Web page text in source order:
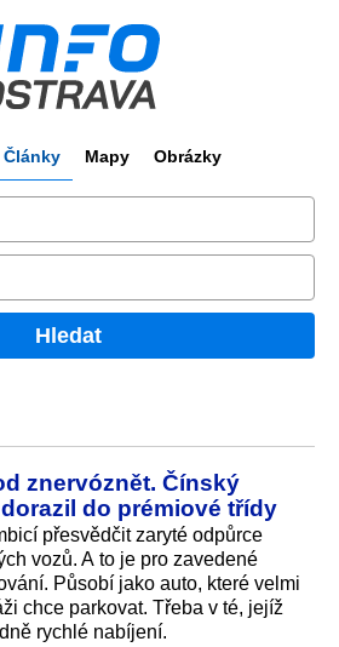
Články Mapy Obrázky
Hledat
znervóznět. Čínský
do prémiové třídy
přesvědčit zaryté odpůrce
vozů. A to je pro zavedené
Působí jako auto, které velmi
chce parkovat. Třeba v té, jejíž
rychlé nabíjení.